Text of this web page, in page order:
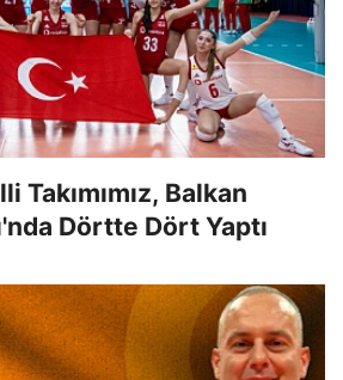
Takımımız, Balkan
Dörtte Dört Yaptı